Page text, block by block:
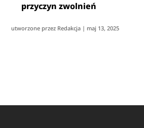
przyczyn zwolnień
utworzone przez Redakcja | maj 13, 2025